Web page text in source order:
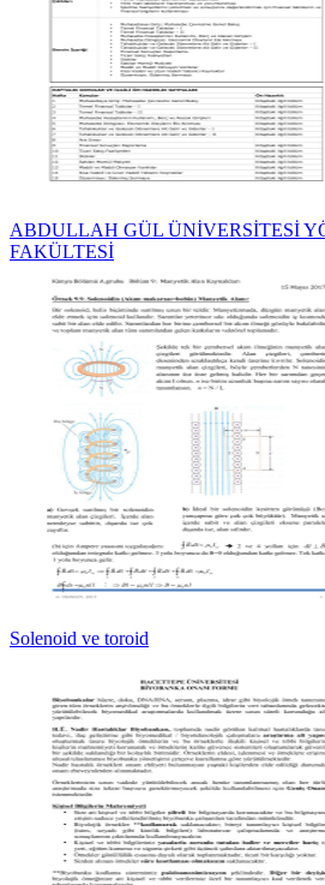
ABDULLAH GÜL ÜNİVERSİTESİ
FAKÜLTESİ
Solenoid ve toroid